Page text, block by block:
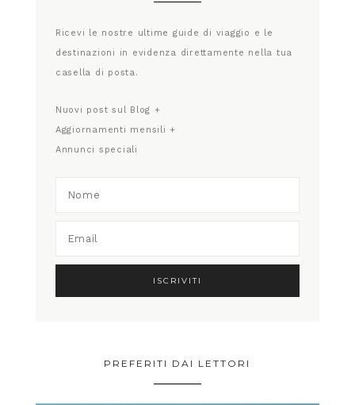
Ricevi le nostre ultime guide di viaggio e le
destinazioni in evidenza direttamente nella tua
casella di posta.
Nuovi post sul Blog +
Aggiornamenti mensili +
Annunci speciali
PREFERITI DAI LETTORI